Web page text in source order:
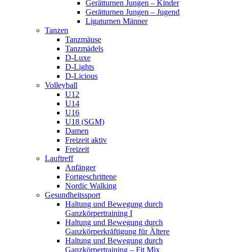
Gerätturnen Jungen – Kinder
Gerätturnen Jungen – Jugend
Ligaturnen Männer
Tanzen
Tanzmäuse
Tanzmädels
D-Luxe
D-Lights
D-Licious
Volleyball
U12
U14
U16
U18 (SGM)
Damen
Freizeit aktiv
Freizeit
Lauftreff
Anfänger
Fortgeschrittene
Nordic Walking
Gesundheitssport
Haltung und Bewegung durch
Ganzkörpertraining I
Haltung und Bewegung durch
Ganzkörperkräftigung für Ältere
Haltung und Bewegung durch
Ganzkörpertraining – Fit Mix